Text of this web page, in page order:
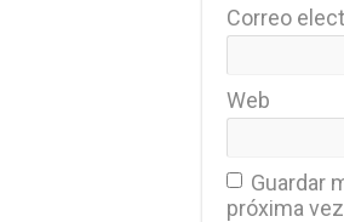
Correo
Web
Guardar
próxima